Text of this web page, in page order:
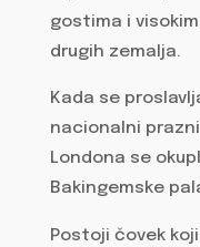
gostima i
drugih zemalja.
Kada se
nacionalni
Londona se
Bakingemske
Postoji čovek